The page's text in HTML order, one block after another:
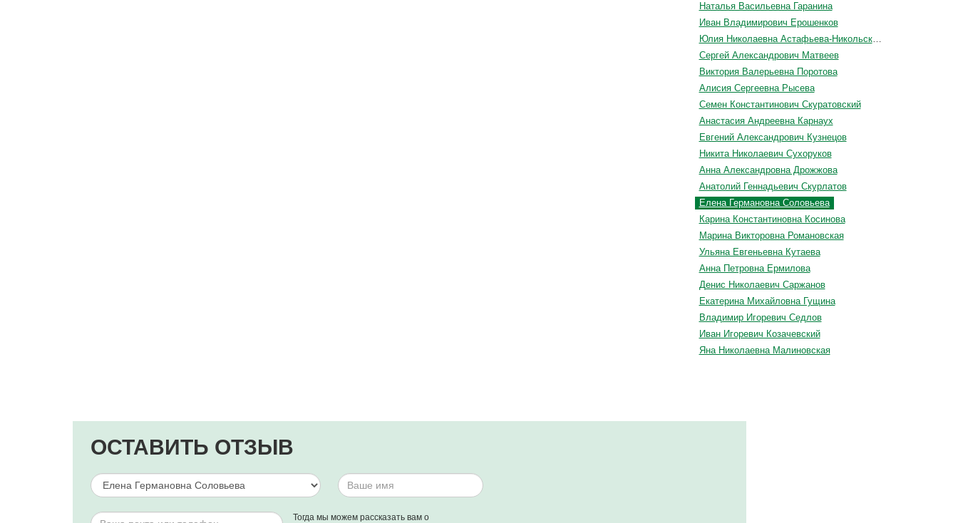
Наталья Васильевна Гаранина
Иван Владимирович Ерошенков
Юлия Николаевна Астафьева-Никольская
Сергей Александрович Матвеев
Виктория Валерьевна Поротова
Алисия Сергеевна Рысева
Семен Константинович Скуратовский
Анастасия Андреевна Карнаух
Евгений Александрович Кузнецов
Никита Николаевич Сухоруков
Анна Александровна Дрожжова
Анатолий Геннадьевич Скурлатов
Елена Германовна Соловьева
Карина Константиновна Косинова
Марина Викторовна Романовская
Ульяна Евгеньевна Кутаева
Анна Петровна Ермилова
Денис Николаевич Саржанов
Екатерина Михайловна Гущина
Владимир Игоревич Седлов
Иван Игоревич Козачевский
Яна Николаевна Малиновская
ОСТАВИТЬ ОТЗЫВ
Тогда мы можем рассказать вам о